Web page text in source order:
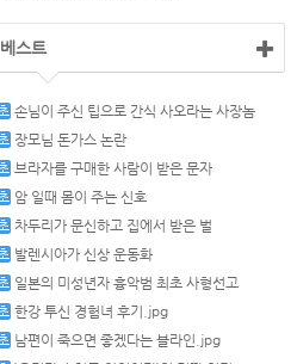
베스트
손님이 주신 팁으로 간식 사오라는 사장놈
장모님 돈가스 논란
브라자를 구매한 사람이 받은 문자
암 일때 몸이 주는 신호
차두리가 문신하고 집에서 받은 벌
발렌시아가 신상 운동화
일본의 미성년자 흉악범 최초 사형선고
한강 투신 경험녀 후기.jpg
남편이 죽으면 좋겠다는 블라인.jpg